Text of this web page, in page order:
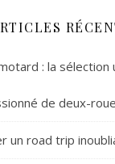
: la sélection
de deux-
un road trip